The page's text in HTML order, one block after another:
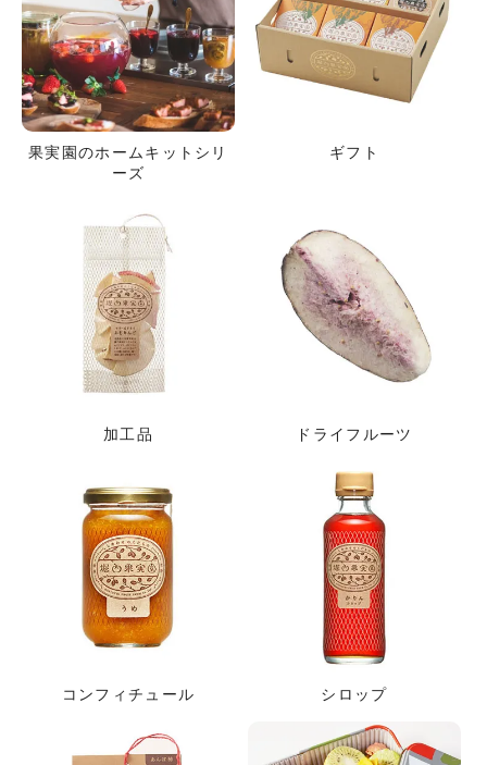
果実園のホームキットシリ
ーズ
ギフト
加工品 ドライフルーツ
コンフィチュール シロップ